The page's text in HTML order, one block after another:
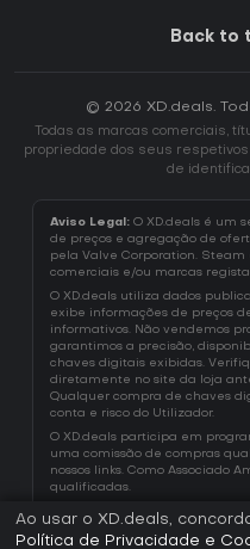
Back to
© 2026 XD.deals.
Todas as marcas comerciais,
propriedade dos seus
de
Aviso Legal: O XD.deals é um
de preços e agregação de
pela Valve Corporation.
comerciais e/ou marcas
O XD.deals utiliza dados
exibe informações de preços
informativos. Não vendemos
garantimos a precisão,
chaves digitais exibidas.
diretamente no site da loja
Qualquer compra de chaves
conta e risco do Utilizador.
O XD.deals participa em
uma comissão de compras
nossos links. Como Associado
qualificadas.
Ao usar o XD.deals,
Política de Privacidade e